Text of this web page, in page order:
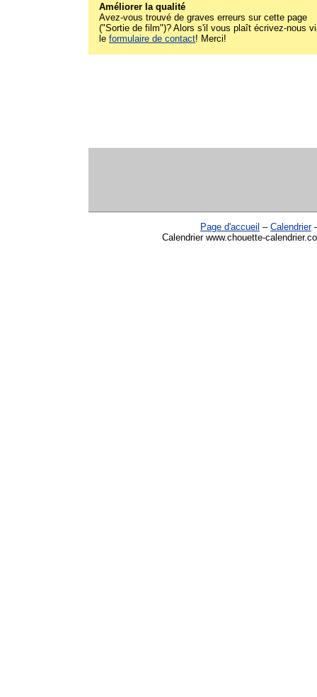
Améliorer la qualité
Avez-vous trouvé de graves erreurs sur cette page
("Sortie de film")? Alors s'il vous plaît écrivez-nous
le formulaire de contact! Merci!
Page d'accueil – Calendrier
Calendrier www.chouette-